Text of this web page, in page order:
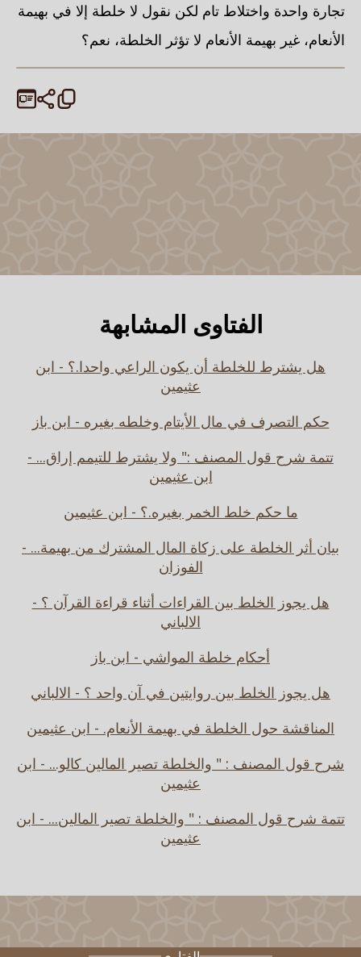
تجارة واحدة واختلاط تام لكن نقول لا خلطة إلا في بهيمة
الأنعام، غير بهيمة الأنعام لا تؤثر الخلطة، نعم؟
الفتاوى المشابهة
هل يشترط للخلطة أن يكون الراعي واحدا.؟ - ابن
عثيمين
حكم التصرف في مال الأيتام وخلطه بغيره - ابن باز
تتمة شرح قول المصنف :" ولا يشترط للتيمم إراق... -
ابن عثيمين
ما حكم خلط الخمر بغيره.؟ - ابن عثيمين
بيان أثر الخلطة على زكاة المال المشترك من بهيمة... -
الفوزان
هل يجوز الخلط بين القراءات أثناء قراءة القرآن ؟ -
الالباني
أحكام خلطة المواشي - ابن باز
هل يجوز الخلط بين روايتين في آن واحد ؟ - الالباني
المناقشة حول الخلطة في بهيمة الأنعام. - ابن عثيمين
شرح قول المصنف : " والخلطة تصير المالين كالو... - ابن
عثيمين
تتمة شرح قول المصنف : " والخلطة تصير المالين... - ابن
عثيمين